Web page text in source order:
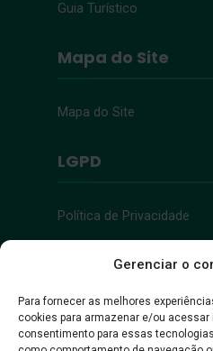
Gerenciar o
Para fornecer as melhores
cookies para armazenar e/ou
consentimento para essas
Guia Turístico
Mapa do Site
Mapa do Site
LGPD
Política de Privacidade
Acessibilidade
Acessibilidade